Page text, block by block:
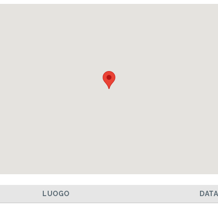
LUOGO DATA